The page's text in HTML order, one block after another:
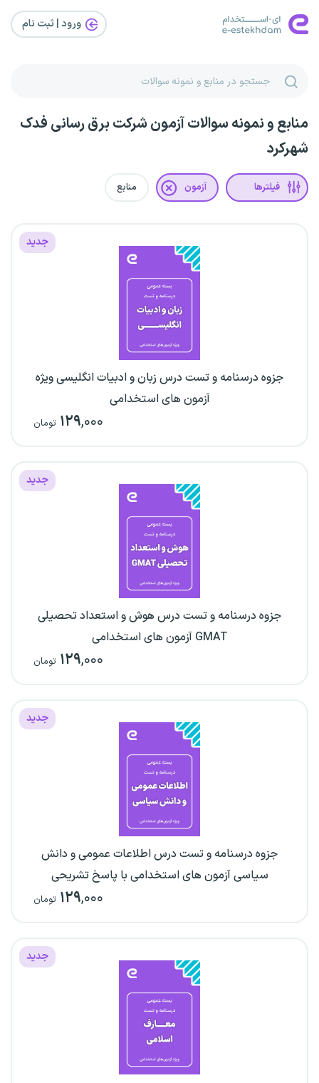
ورود | ثبت‌ نام
منابع و نمونه سوالات آزمون شرکت برق ­رسانی فدک
شهرکرد
فیلترها آزمون منابع
جدید
جزوه درسنامه و تست درس زبان و ادبیات انگلیسی ویژه
آزمون های استخدامی
۱۲۹,۰۰۰ تومان
جدید
جزوه درسنامه و تست درس هوش و استعداد تحصیلی
GMAT آزمون های استخدامی
۱۲۹,۰۰۰ تومان
جدید
جزوه درسنامه و تست درس اطلاعات عمومی و دانش
سیاسی آزمون های استخدامی با پاسخ تشریحی
۱۲۹,۰۰۰ تومان
جدید